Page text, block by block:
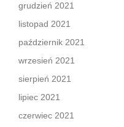
grudzień 2021
listopad 2021
październik 2021
wrzesień 2021
sierpień 2021
lipiec 2021
czerwiec 2021